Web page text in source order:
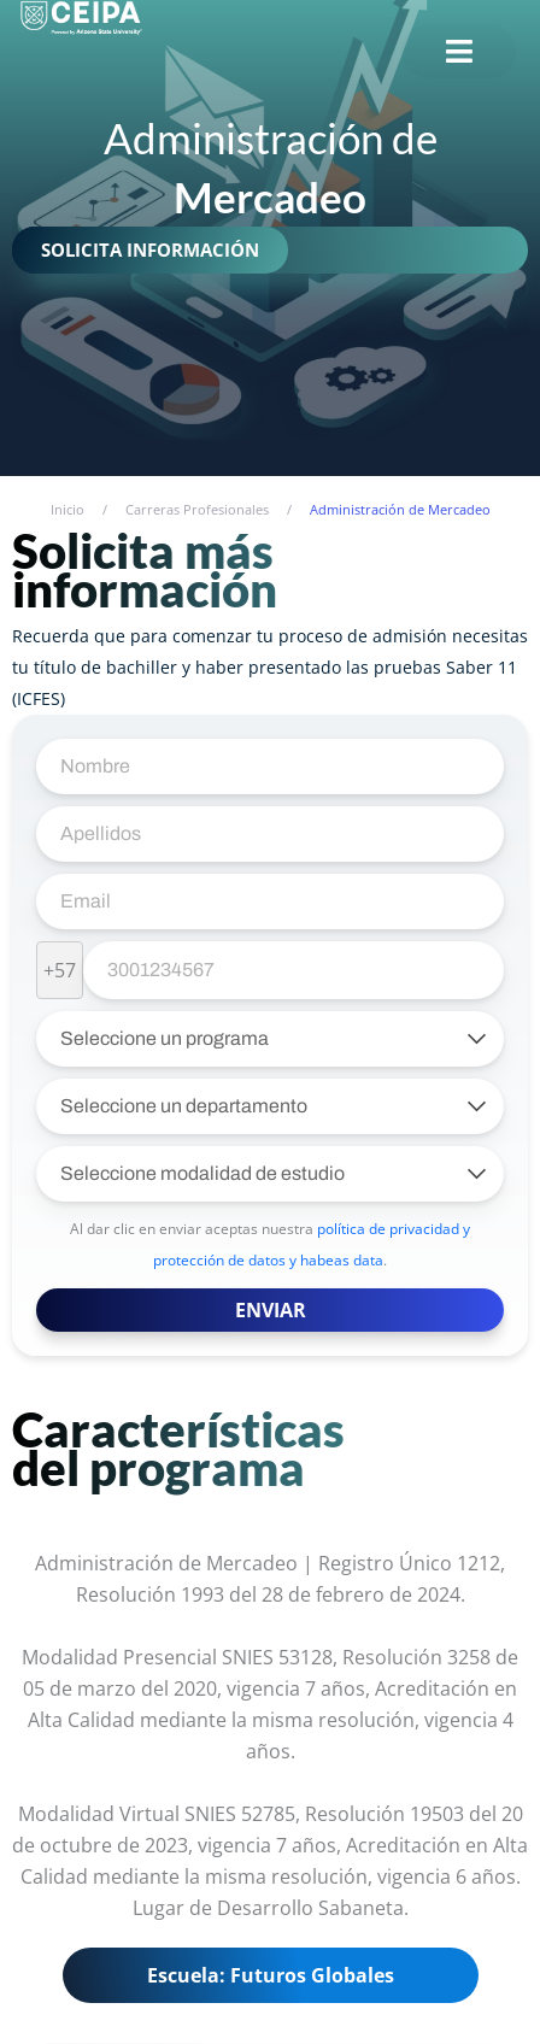
Administración de
Mercadeo
SOLICITA INFORMACIÓN
Inicio / Carreras Profesionales / Administración de Mercadeo
Solicita más
información
Recuerda que para comenzar tu proceso de admisión necesitas
tu título de bachiller y haber presentado las pruebas Saber 11
(ICFES)
+57
Al dar clic en enviar aceptas nuestra política de privacidad y
protección de datos y habeas data.
ENVIAR
Características
del programa
Administración de Mercadeo | Registro Único 1212,
Resolución 1993 del 28 de febrero de 2024.
Modalidad Presencial SNIES 53128, Resolución 3258 de
05 de marzo del 2020, vigencia 7 años, Acreditación en
Alta Calidad mediante la misma resolución, vigencia 4
años.
Modalidad Virtual SNIES 52785, Resolución 19503 del 20
de octubre de 2023, vigencia 7 años, Acreditación en Alta
Calidad mediante la misma resolución, vigencia 6 años.
Lugar de Desarrollo Sabaneta.
Escuela: Futuros Globales